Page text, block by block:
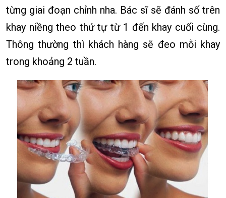
từng giai đoạn chỉnh nha. Bác sĩ sẽ đánh số trên
khay niềng theo thứ tự từ 1 đến khay cuối cùng.
Thông thường thì khách hàng sẽ đeo mỗi khay
trong khoảng 2 tuần.